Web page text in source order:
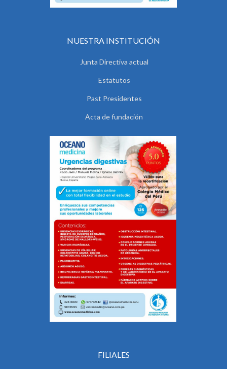
NUESTRA INSTITUCIÓN
Junta Directiva actual
Estatutos
Past Presidentes
Acta de fundación
FILIALES